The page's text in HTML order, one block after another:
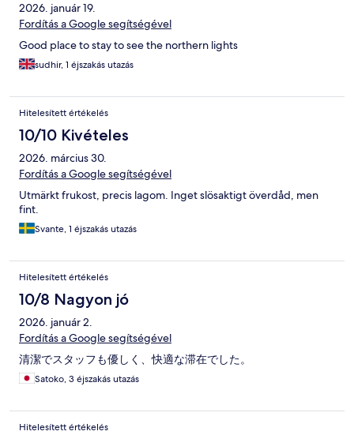
2026. január 19.
Fordítás a Google segítségével
Good place to stay to see the northern lights
sudhir, 1 éjszakás utazás
Hitelesített értékelés
10/10 Kivételes
2026. március 30.
Fordítás a Google segítségével
Utmärkt frukost, precis lagom. Inget slösaktigt överdåd, men
fint.
Svante, 1 éjszakás utazás
Hitelesített értékelés
10/8 Nagyon jó
2026. január 2.
Fordítás a Google segítségével
清潔でスタッフも優しく、快適な滞在でした。
Satoko, 3 éjszakás utazás
Hitelesített értékelés